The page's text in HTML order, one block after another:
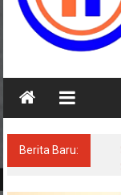
Mitra
Terpercaya
Berita Baru: